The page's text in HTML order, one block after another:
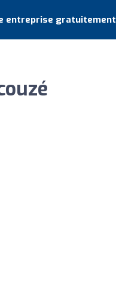
entreprise gratuitement